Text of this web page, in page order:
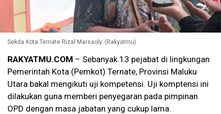
Sekda Kota Ternate Rizal Marsaoly. (Rakyatmu)
RAKYATMU.COM – Sebanyak 13 pejabat di lingkungan
Pemerintah Kota (Pemkot) Ternate, Provinsi Maluku
Utara bakal mengikuti uji kompetensi. Uji komptensi ini
dilakukan guna memberi penyegaran pada pimpinan
OPD dengan masa jabatan yang cukup lama.